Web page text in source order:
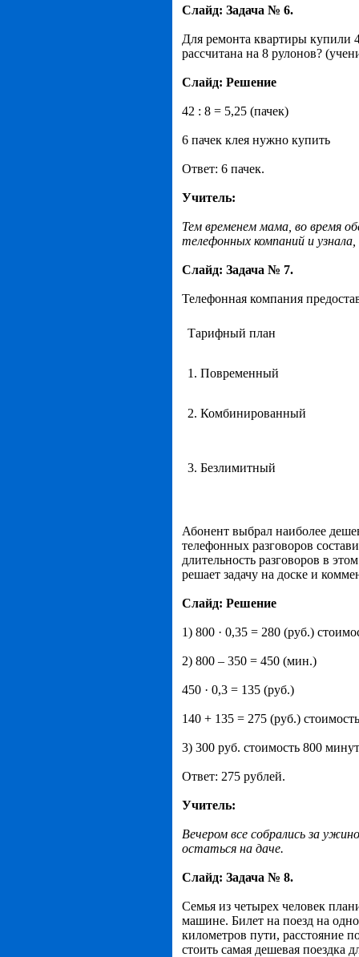
Слайд: Задача № 6.
Для ремонта квартиры купили
рассчитана на 8 рулонов?
Слайд: Решение
42 : 8 = 5,25 (пачек)
6 пачек клея нужно купить
Ответ: 6 пачек.
Учитель:
Тем временем мама, во время
телефонных компаний и
Слайд: Задача № 7.
Телефонная компания
Тарифный план
1. Повременный
2. Комбинированный
3. Безлимитный
Абонент выбрал наиболее
телефонных разговоров
длительность разговоров в
решает задачу на доске и
Слайд: Решение
1) 800 · 0,35 = 280 (руб.)
2) 800 – 350 = 450 (мин.)
450 · 0,3 = 135 (руб.)
140 + 135 = 275 (руб.)
3) 300 руб. стоимость 800
Ответ: 275 рублей.
Учитель:
Вечером все собрались за
остаться на даче.
Слайд: Задача № 8.
Семья из четырех человек
машине. Билет на поезд на
километров пути, расстояние
стоить самая дешевая поездка